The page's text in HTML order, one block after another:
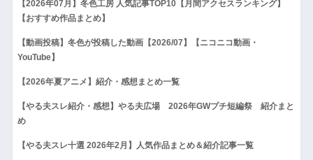
【2026年07月】冬色工房 人気記事TOP10【月間アクセスランキング】
【おすすめ作品まとめ】
【動画投稿】冬色が投稿した動画【2026/07】【ニコニコ動画・
YouTube】
【2026年夏アニメ】紹介・感想まとめ一覧
【やる夫スレ紹介・感想】やる夫広場 2026年GWプチ短編祭 紹介まと
め
【やる夫スレ十選 2026年2月】人気作品まとめ＆紹介記事一覧